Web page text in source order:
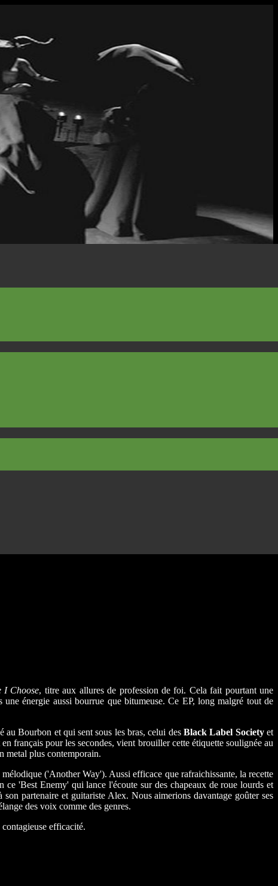
I Choose, titre aux allures de profession de foi. Cela fait pourtant une
énergie aussi bourrue que bitumeuse. Ce EP, long malgré tout de
au Bourbon et qui sent sous les bras, celui desBlack Label Societyet
français pour les secondes, vient brouiller cette étiquette soulignée au
metal plus contemporain.
('Another Way'). Aussi efficace que rafraichissante, la recette
'Best Enemy' qui lance l'écoute sur des chapeaux de roue lourds et
partenaire et guitariste Alex. Nous aimerions davantage goûter ses
des voix comme des genres.
efficacité.